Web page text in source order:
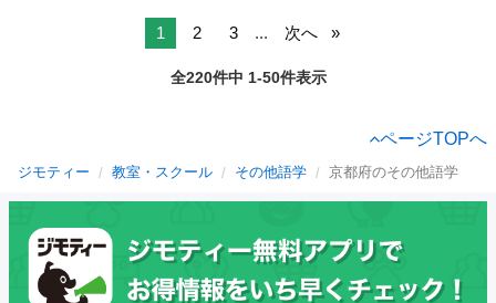
1 2 3 ... 次へ
全220件中 1-50件表示
ページTOPへ
ジモティー 教室・スクール その他語学 京都府のその他語学